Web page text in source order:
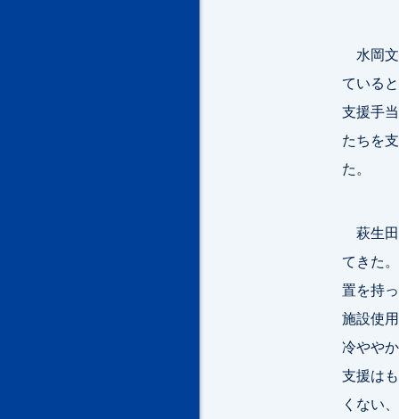
水岡
ている
支援手
たちを
た。
萩生
てきた
置を持
施設使
冷やや
支援は
くない